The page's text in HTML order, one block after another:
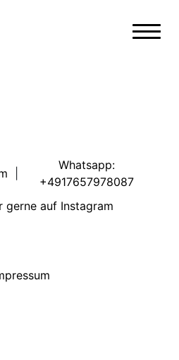
Whatsapp:
+4917657978087
gerne auf Instagram